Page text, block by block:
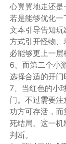
心翼翼地走还是
若是能够优化
文本引导告知
方式引开怪物
必能够更上一层
6、而第二个小
选择合适的开门
7、当红色的小
门。不过需要
功方可存活，
死结局。这一
判断。